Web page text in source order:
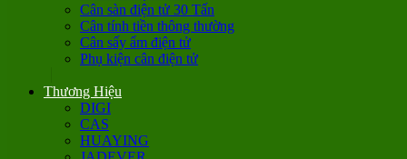
Cân sàn điện tử 30 Tấn
Cân tính tiền thông thường
Cân sấy ẩm điện tử
Phụ kiện cân điện tử
Thương Hiệu
DIGI
CAS
HUAYING